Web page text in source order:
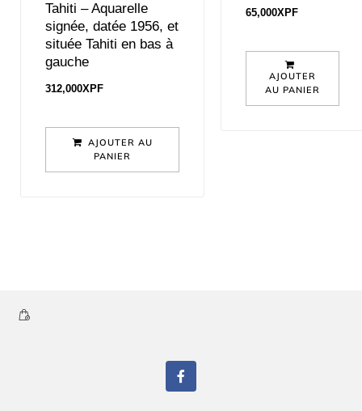
Tahiti – Aquarelle
signée, datée 1956, et
située Tahiti en bas à
gauche
312,000XPF
AJOUTER AU
PANIER
65,000XPF
AJOUTER
AU PANIER